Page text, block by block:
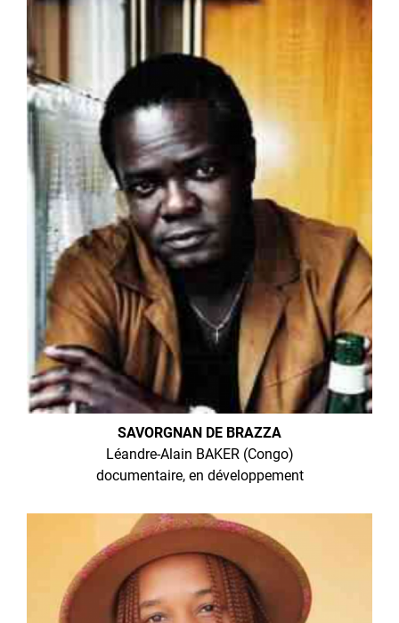
SAVORGNAN DE BRAZZA
Léandre-Alain BAKER (Congo)
documentaire, en développement